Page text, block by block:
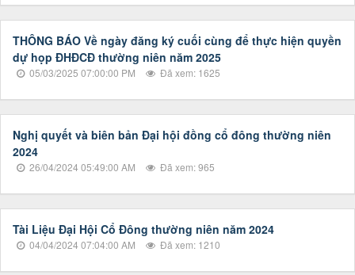
THÔNG BÁO Về ngày đăng ký cuối cùng để thực hiện quyền
dự họp ĐHĐCĐ thường niên năm 2025
05/03/2025 07:00:00 PM Đã xem: 1625
Nghị quyết và biên bản Đại hội đồng cổ đông thường niên
2024
26/04/2024 05:49:00 AM Đã xem: 965
Tài Liệu Đại Hội Cổ Đông thường niên năm 2024
04/04/2024 07:04:00 AM Đã xem: 1210